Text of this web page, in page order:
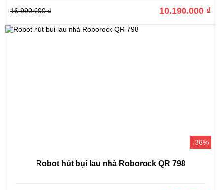
16.990.000 ₫ 10.190.000 ₫
-36%
Robot hút bụi lau nhà Roborock QR 798